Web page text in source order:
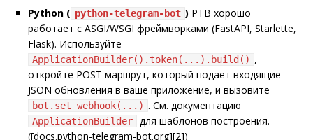
Python ( python-telegram-bot ) PTB хорошо
работает с ASGI/WSGI фреймворками (FastAPI, Starlette,
Flask). Используйте
ApplicationBuilder().token(...).build() ,
откройте POST маршрут, который подает входящие
JSON обновления в ваше приложение, и вызовите
bot.set_webhook(...) . См. документацию
ApplicationBuilder
для шаблонов построения.
([docs.python-telegram-bot.org][2])